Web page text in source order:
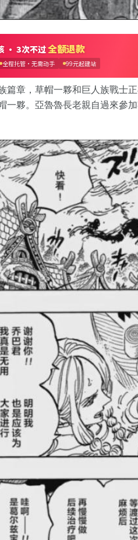
篇章，草帽一夥和巨人族戰士
一夥。亞魯魯長老親自過來參